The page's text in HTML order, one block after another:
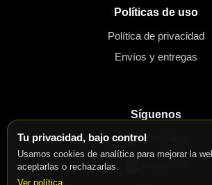
Tu privacidad, bajo control
Usamos cookies de analítica para mejorar la
aceptarlas o rechazarlas.
Ver política
Políticas de uso
Política de privacidad
Envíos y entregas
Síguenos
WhatsApp